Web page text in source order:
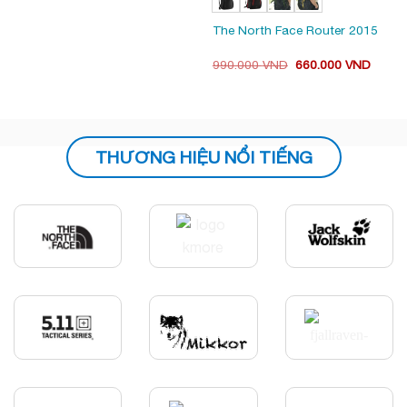
The North Face Router 2015
990.000VND Giá
660.000 VNDGiá
THƯƠNG HIỆU NỔI TIẾNG